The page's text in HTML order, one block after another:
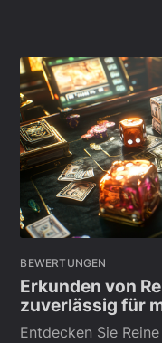
BEWERTUNGEN
Erkunden von
zuverlässig für
Entdecken Sie